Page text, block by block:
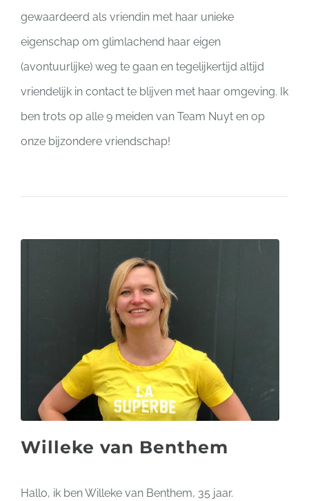
gewaardeerd als vriendin met haar unieke
eigenschap om glimlachend haar eigen
(avontuurlijke) weg te gaan en tegelijkertijd altijd
vriendelijk in contact te blijven met haar omgeving. Ik
ben trots op alle 9 meiden van Team Nuyt en op
onze bijzondere vriendschap!
Willeke van Benthem
Hallo, ik ben Willeke van Benthem, 35 jaar.